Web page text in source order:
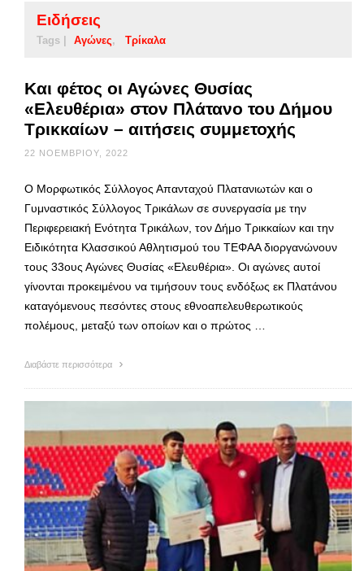
Ειδήσεις
Tags | Αγώνες Τρίκαλα
Και φέτος οι Αγώνες Θυσίας
«Ελευθέρια» στον Πλάτανο του Δήμου
Τρικκαίων – αιτήσεις συμμετοχής
22 ΝΟΕΜΒΡΊΟΥ, 2022
Ο Μορφωτικός Σύλλογος Απανταχού Πλατανιωτών και ο
Γυμναστικός Σύλλογος Τρικάλων σε συνεργασία με την
Περιφερειακή Ενότητα Τρικάλων, τον Δήμο Τρικκαίων και την
Ειδικότητα Κλασσικού Αθλητισμού του ΤΕΦΑΑ διοργανώνουν
τους 33ους Αγώνες Θυσίας «Ελευθέρια». Οι αγώνες αυτοί
γίνονται προκειμένου να τιμήσουν τους ενδόξως εκ Πλατάνου
καταγόμενους πεσόντες στους εθνοαπελευθερωτικούς
πολέμους, μεταξύ των οποίων και ο πρώτος …
Διαβάστε περισσότερα